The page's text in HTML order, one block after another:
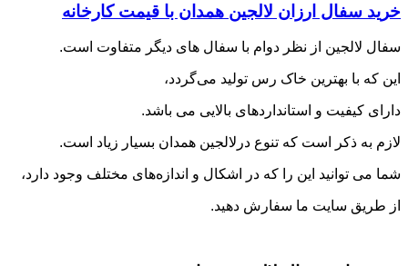
خرید سفال ارزان لالجین همدان با قیمت کارخانه
سفال لالجین از نظر دوام با سفال های دیگر متفاوت است.
این که با بهترین خاک رس تولید می‌گردد،
دارای کیفیت‌ و استانداردهای بالایی می باشد.
لازم به ذکر است که تنوع درلالجین همدان بسیار زیاد است.
شما می توانید این را که در اشکال و اندازه‌های‌ مختلف وجود دارد،
از طریق سایت ما سفارش دهید.